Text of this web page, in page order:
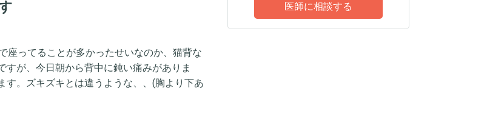
座ってることが多かったせいなのか、猫背な
が、今日朝から背中に鈍い痛みがありま
。ズキズキとは違うような、、(胸より下あ
医師に相談する